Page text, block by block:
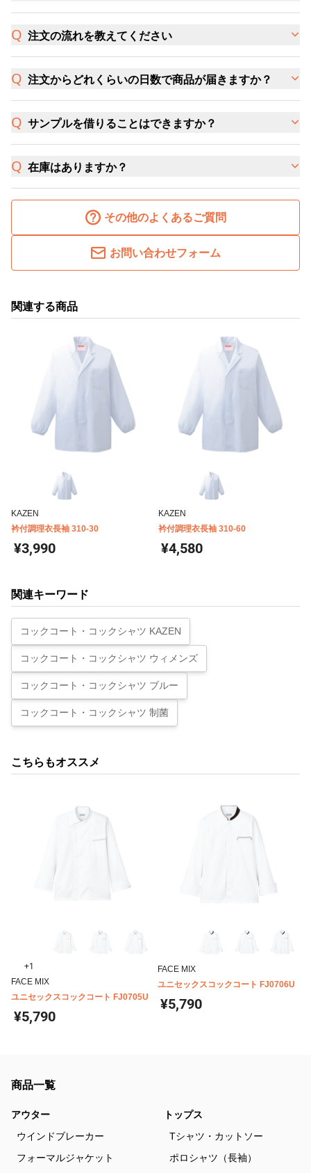
注文の流れを教えてください
注文からどれくらいの日数で商品が届きますか？
サンプルを借りることはできますか？
在庫はありますか？
その他のよくあるご質問
お問い合わせフォーム
関連する商品
KAZEN
衿付調理衣長袖 310-30
¥3,990
KAZEN
衿付調理衣長袖 310-60
¥4,580
関連キーワード
コックコート・コックシャツ KAZEN
コックコート・コックシャツ ウィメンズ
コックコート・コックシャツ ブルー
コックコート・コックシャツ 制菌
こちらもオススメ
+1
FACE MIX
ユニセックスコックコート FJ0705U
¥5,790
FACE MIX
ユニセックスコックコート FJ0706U
¥5,790
商品一覧
アウター
ウインドブレーカー
フォーマルジャケット
トップス
Tシャツ・カットソー
ポロシャツ（長袖）